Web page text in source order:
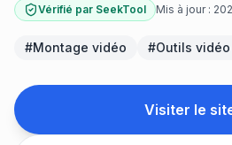
Vérifié par SeekTool Mis à jour :
#Montage vidéo #Outils vidéo
Visiter le